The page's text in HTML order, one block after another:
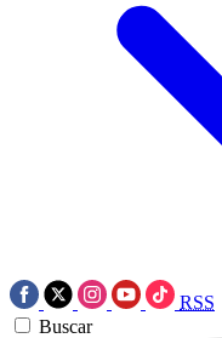
RSS
Buscar